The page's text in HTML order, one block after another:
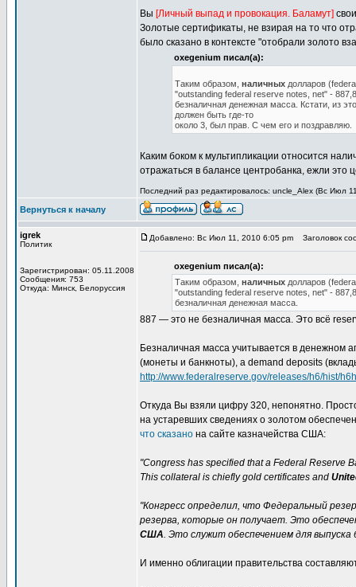
Вы [Личный выпад и провокация. Баламут]
Золотые сертификаты, не взирая на то что
было сказано в контексте "отобрали золото
oxegenium писал(а):
Таким образом, наличных долларов
"outstanding federal reserve notes, net" -
безналичная денежная масса. Кстати, из
должен быть где-то
около 3, был прав. С чем его и поздравляю.
Каким боком к мультипликации относится
отражаться в балансе центробанка, ежли это
Последний раз редактировалось: uncle_Alex (Вс Июл
Вернуться к началу
igrek
Политик
Зарегистрирован: 05.11.2008
Сообщения: 753
Откуда: Минск, Белоруссия
Добавлено: Вс Июл 11, 2010 6:05 pm Заголовок
oxegenium писал(а):
Таким образом, наличных долларов
"outstanding federal reserve notes, net" -
безналичная денежная масса.
887 — это не безналичная масса. Это всё
Безналичная масса учитывается в денежном
(монеты и банкноты), а demand deposits
http://www.federalreserve.gov/releases/h6/hist/
Откуда Вы взяли цифру 320, непонятно.
на устаревших сведениях о золотом
что сказано на сайте казначейства США:
"Congress has specified that a Federal Reserve
This collateral is chiefly gold certificates and
"Конгресс определил, что Федеральный
резерва, которые он получает. Это
США. Это служит обеспечением для выпуска
И именно облигации правительства